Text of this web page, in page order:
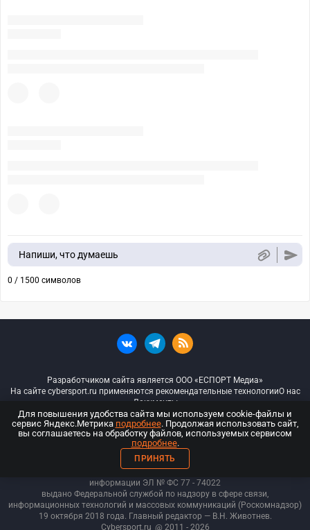
Напиши, что думаешь
0 / 1500 символов
Разработчиком сайта является ООО «ЕСПОРТ Медиа»
На сайте cybersport.ru применяются рекомендательные технологииО нас
Документы
© ООО «Киберспорт.ру» — Все права защищены
18+
ООО «Киберспорт.ру». Свидетельство о регистрации средств массовой
информации ЭЛ № ФС 77 - 74022
выдано Федеральной службой по надзору в сфере связи,
информационных технологий и массовых коммуникаций (Роскомнадзор)
19 октября 2018 года. Главный редактор — В.Н. Животнев.
Cybersport.ru @ 2011 - 2026
Для повышения удобства сайта мы используем cookie-файлы и
сервис Яндекс.Метрика подробнее. Продолжая использовать сайт,
вы соглашаетесь на обработку файлов, используемых сервисом
подробнее.
ПРИНЯТЬ